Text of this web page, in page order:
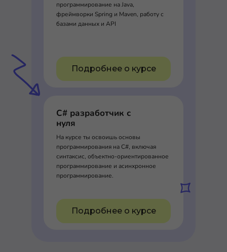
программирование на Java,
фреймворки Spring и Maven, работу с
базами данных и API
Подробнее о курсе
C# разработчик с
нуля
На курсе ты освоишь основы
программирования на C#, включая
синтаксис, объектно-ориентированное
программирование и асинхронное
программирование.
Подробнее о курсе